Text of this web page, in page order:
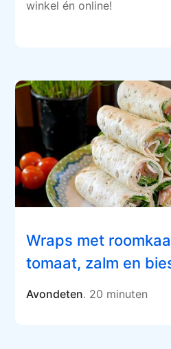
winkel én online!
Wraps met
tomaat, zalm en
Avondeten. 20 minuten